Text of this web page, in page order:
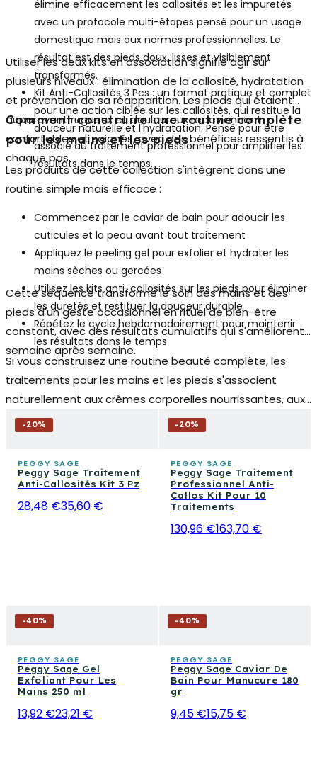
élimine efficacement les callosités et les impuretés
avec un protocole multi-étapes pensé pour un usage
domestique mais aux normes professionnelles. Le
résultat est des pieds doux, lisses et visiblement
transformés.
Kit Anti-Callosités 3 Pcs : un format pratique et complet
pour une action ciblée sur les callosités, qui restitue la
douceur naturelle et l'hydratation. Pensé pour être
associé au traitement professionnel pour amplifier les
résultats dans le temps.
Utiliser les deux kits en association signifie agir sur
plusieurs niveaux : élimination de la callosité, hydratation
et prévention de sa réapparition. Les pieds qui étaient
auparavant rugueux et douloureux redeviennent
confortables et soignés, avec des bénéfices ressentis à
chaque pas.
Comment construire une routine complète
pour les mains et les pieds
Les produits de cette collection s'intègrent dans une
routine simple mais efficace :
Commencez par le caviar de bain pour adoucir les
cuticules et la peau avant tout traitement
Appliquez le peeling gel pour exfolier et hydrater les
mains sèches ou gercées
Utilisez leskits anti-callositéssur les pieds pour éliminer
les duretés et restituer la douceur durable
Répétez le cycle hebdomadairement pour maintenir
les résultats dans le temps
Cette séquence transforme le soin des mains et des
pieds d'un geste occasionnel en rituel de bien-être
constant, avec des résultats cumulatifs qui s'améliorent
semaine après semaine.
Si vous construisez une routine beauté complète, les
traitements pour les mains et les pieds s'associent
naturellement aux crèmes corporelles nourrissantes, aux
masques pour ongles et aux produits pour le soin des
chaque détail à sa place.
-20%
PEGGY SAGE
Peggy Sage Traitement
Anti-Callosités Kit 3 Pz
28,48 €35,60 €
-20%
PEGGY SAGE
Peggy Sage Traitement
Professionnel Anti-
Callos Kit Pour 10
Traitements
130,96 €163,70 €
-40%
PEGGY SAGE
Peggy Sage Gel
Exfoliant Pour Les
Mains 250 ml
13,92 €23,21 €
-40%
PEGGY SAGE
Peggy Sage Caviar De
Bain Pour Manucure 180
gr
9,45 €15,75 €